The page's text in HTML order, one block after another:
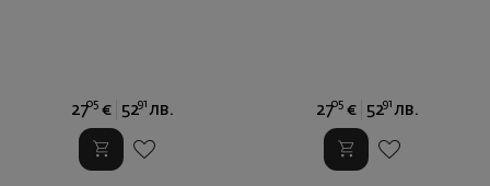
2705 € 5291 лв. 2705 € 5291 лв.